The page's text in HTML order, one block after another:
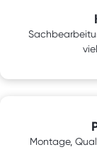
Montage,